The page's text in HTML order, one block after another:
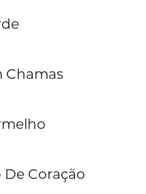
Chamas
De Coração